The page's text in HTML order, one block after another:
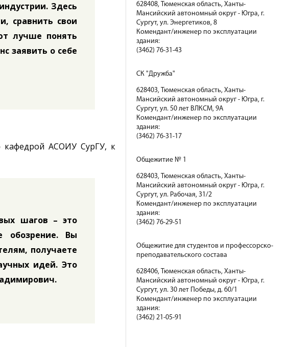
Здесь
сравнить свои
лучше понять
заявить о себе
кафедрой АСОИУ СурГУ, к
шагов – это
обозрение. Вы
получаете
идей. Это
.
628408, Тюменская область, Ханты-
Мансийский автономный округ - Югра, г.
Сургут, ул. Энергетиков, 8
Комендант/инженер по эксплуатации
здания:
(3462) 76-31-43
СК "Дружба"
628403, Тюменская область, Ханты-
Мансийский автономный округ - Югра, г.
Сургут, ул. 50 лет ВЛКСМ, 9А
Комендант/инженер по эксплуатации
здания:
(3462) 76-31-17
Общежитие № 1
628403, Тюменская область, Ханты-
Мансийский автономный округ - Югра, г.
Сургут, ул. Рабочая, 31/2
Комендант/инженер по эксплуатации
здания:
(3462) 76-29-51
Общежитие для студентов и профессорско-
преподавательского состава
628406, Тюменская область, Ханты-
Мансийский автономный округ - Югра, г.
Сургут, ул. 30 лет Победы, д. 60/1
Комендант/инженер по эксплуатации
здания:
(3462) 21-05-91